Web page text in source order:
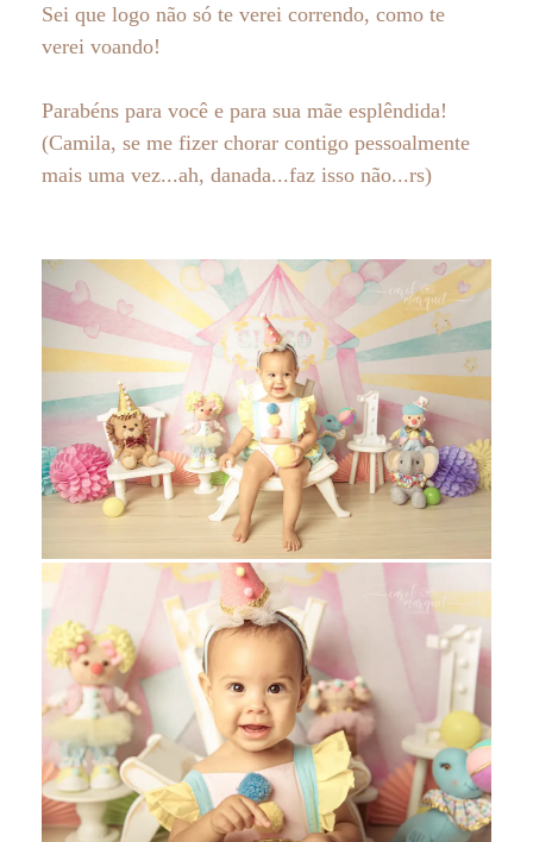
Sei que logo não só te verei correndo, como te
verei voando!
Parabéns para você e para sua mãe esplêndida!
(Camila, se me fizer chorar contigo pessoalmente
mais uma vez...ah, danada...faz isso não...rs)